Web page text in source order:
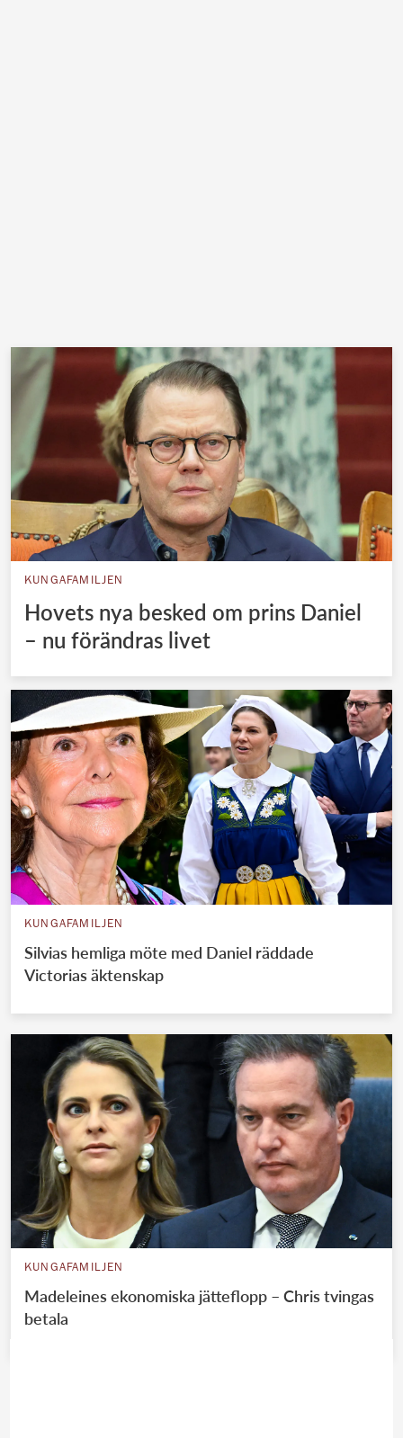
KUNGAFAMILJEN
Hovets nya besked om prins Daniel
– nu förändras livet
KUNGAFAMILJEN
Silvias hemliga möte med Daniel räddade
Victorias äktenskap
KUNGAFAMILJEN
Madeleines ekonomiska jätteflopp – Chris tvingas
betala